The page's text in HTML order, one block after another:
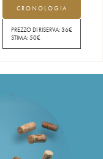
CRONOLOGIA
PREZZO DI RISERVA:36€
STIMA:50€